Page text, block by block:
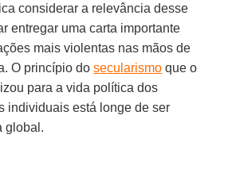
considerar a relevância desse
entregar uma carta importante
mais violentas nas mãos de
O princípio dosecularismo que o
para a vida política dos
individuais está longe de ser
global.